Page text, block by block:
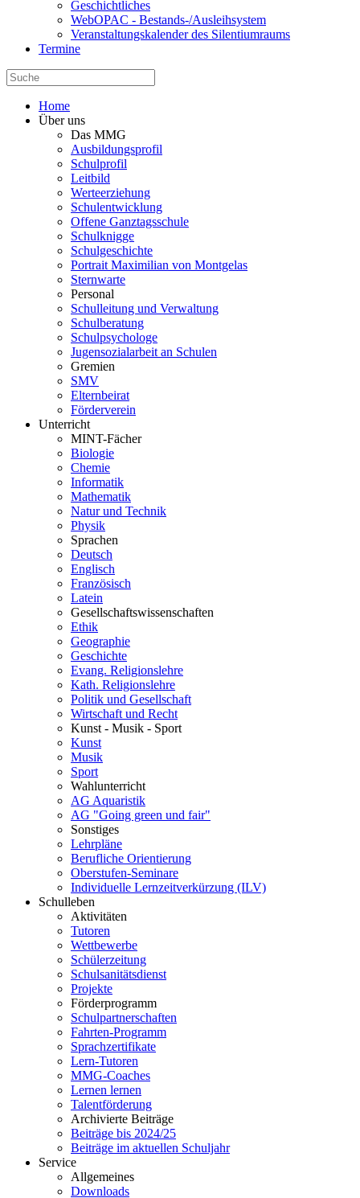
Geschichtliches
WebOPAC - Bestands-/Ausleihsystem
Veranstaltungskalender des Silentiumraums
Termine
Home
Über uns
Das MMG
Ausbildungsprofil
Schulprofil
Leitbild
Werteerziehung
Schulentwicklung
Offene Ganztagsschule
Schulknigge
Schulgeschichte
Portrait Maximilian von Montgelas
Sternwarte
Personal
Schulleitung und Verwaltung
Schulberatung
Schulpsychologe
Jugensozialarbeit an Schulen
Gremien
SMV
Elternbeirat
Förderverein
Unterricht
MINT-Fächer
Biologie
Chemie
Informatik
Mathematik
Natur und Technik
Physik
Sprachen
Deutsch
Englisch
Französisch
Latein
Gesellschaftswissenschaften
Ethik
Geographie
Geschichte
Evang. Religionslehre
Kath. Religionslehre
Politik und Gesellschaft
Wirtschaft und Recht
Kunst - Musik - Sport
Kunst
Musik
Sport
Wahlunterricht
AG Aquaristik
AG "Going green und fair"
Sonstiges
Lehrpläne
Berufliche Orientierung
Oberstufen-Seminare
Individuelle Lernzeitverkürzung (ILV)
Schulleben
Aktivitäten
Tutoren
Wettbewerbe
Schülerzeitung
Schulsanitätsdienst
Projekte
Förderprogramm
Schulpartnerschaften
Fahrten-Programm
Sprachzertifikate
Lern-Tutoren
MMG-Coaches
Lernen lernen
Talentförderung
Archivierte Beiträge
Beiträge bis 2024/25
Beiträge im aktuellen Schuljahr
Service
Allgemeines
Downloads